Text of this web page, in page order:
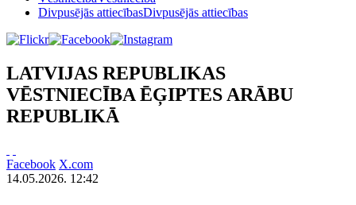
Divpusējās attiecībasDivpusējās attiecības
LATVIJAS REPUBLIKAS
VĒSTNIECĪBA ĒĢIPTES ARĀBU
REPUBLIKĀ
Facebook X.com
14.05.2026. 12:42